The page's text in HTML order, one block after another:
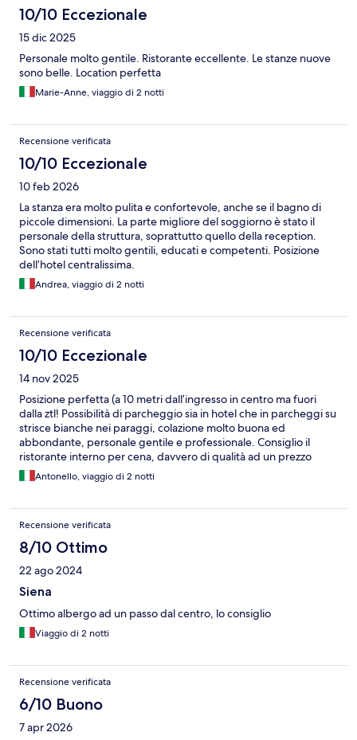
10/10 Eccezionale
15 dic 2025
Personale molto gentile. Ristorante eccellente. Le stanze nuove
sono belle. Location perfetta
Marie-Anne, viaggio di 2 notti
Recensione verificata
10/10 Eccezionale
10 feb 2026
La stanza era molto pulita e confortevole, anche se il bagno di
piccole dimensioni. La parte migliore del soggiorno è stato il
personale della struttura, soprattutto quello della reception.
Sono stati tutti molto gentili, educati e competenti. Posizione
dell’hotel centralissima.
Andrea, viaggio di 2 notti
Recensione verificata
10/10 Eccezionale
14 nov 2025
Posizione perfetta (a 10 metri dall’ingresso in centro ma fuori
dalla ztl! Possibilità di parcheggio sia in hotel che in parcheggi su
strisce bianche nei paraggi, colazione molto buona ed
abbondante, personale gentile e professionale. Consiglio il
ristorante interno per cena, davvero di qualità ad un prezzo
ottimo!Antonello, viaggio di 2 notti
Recensione verificata
8/10 Ottimo
22 ago 2024
Siena
Ottimo albergo ad un passo dal centro, lo consiglio
Viaggio di 2 notti
Recensione verificata
6/10 Buono
7 apr 2026